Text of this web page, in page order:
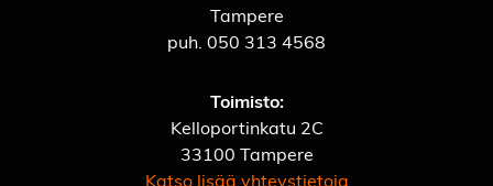
Tampere
puh. 050 313 4568
Toimisto:
Kelloportinkatu 2C
33100 Tampere
Katso lisää yhteystietoja